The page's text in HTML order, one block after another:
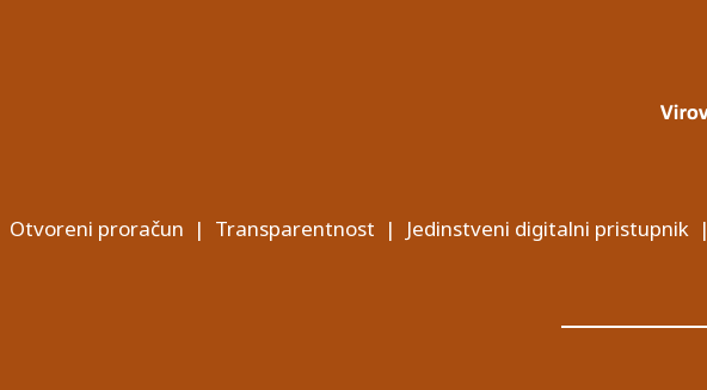
Otvoreni proračun | Transparentnost | Jedinstveni digitalni pristupnik|